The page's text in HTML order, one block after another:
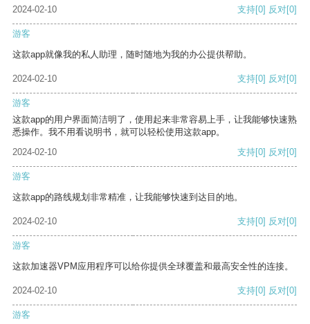
2024-02-10
支持[0] 反对[0]
游客
这款app就像我的私人助理，随时随地为我的办公提供帮助。
2024-02-10 支持[0] 反对[0]
游客
这款app的用户界面简洁明了，使用起来非常容易上手，让我能够快速熟
悉操作。我不用看说明书，就可以轻松使用这款app。
2024-02-10
支持[0] 反对[0]
游客
这款app的路线规划非常精准，让我能够快速到达目的地。
2024-02-10 支持[0] 反对[0]
游客
这款加速器VPM应用程序可以给你提供全球覆盖和最高安全性的连接。
2024-02-10 支持[0] 反对[0]
游客